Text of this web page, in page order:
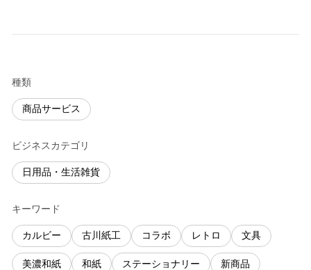
種類
商品サービス
ビジネスカテゴリ
日用品・生活雑貨
キーワード
カルビー 古川紙工 コラボ レトロ 文具
美濃和紙 和紙 ステーショナリー 新商品